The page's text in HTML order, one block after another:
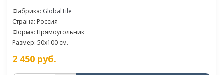
Фабрика: GlobalTile
Страна: Россия
Форма: Прямоугольник
Размер: 50x100 см.
2 450 руб.